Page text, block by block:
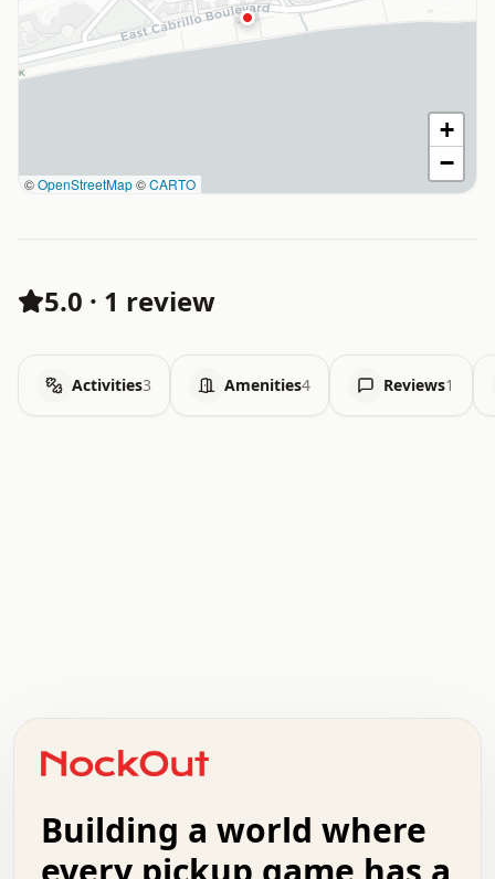
©OpenStreetMap©CARTO
+
−
5.0 · 1 review
Activities3 Amenities4 Reviews1
+   .   .   .   .   .   .   .   .   .   +   .   .
.   .   .   .   .   .   .   .   .   .   .   :   .
.   .   .   .   +   .   .   .   .   .   .   .   +
Building a world where